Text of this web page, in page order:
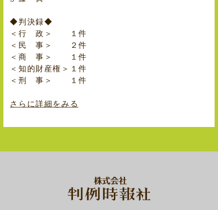
◆判決録◆
＜行 政＞ １件
＜民 事＞ ２件
＜商 事＞ １件
＜知的財産権＞１件
＜刑 事＞ １件
さらに詳細をみる